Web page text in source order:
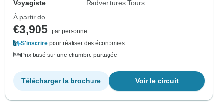
Voyagiste
Radventures Tours
À partir de
€3,905 par personne
S'inscrire pour réaliser des économies
Prix basé sur une chambre partagée
Voir le circuit
Télécharger la brochure